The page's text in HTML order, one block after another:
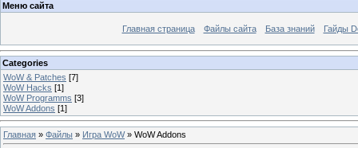
Меню сайта
Главная страница Файлы сайта База знаний Гайды
Categories
WoW & Patches [7]
WoW Hacks [1]
WoW Programms [3]
WoW Addons [1]
Главная » Файлы » Игра WoW» WoW Addons